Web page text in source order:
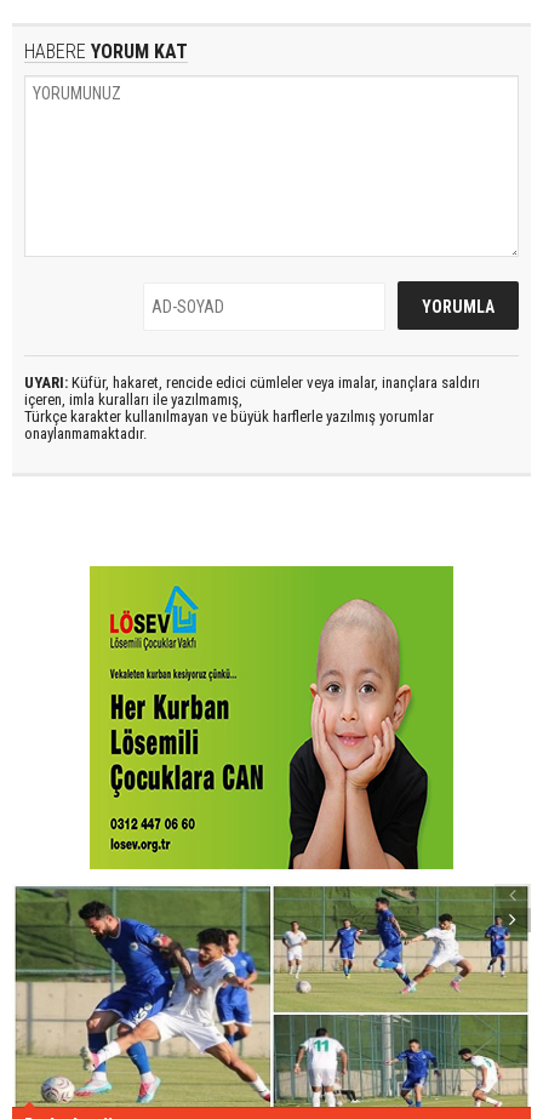
HABERE YORUM KAT
UYARI: Küfür, hakaret, rencide edici cümleler veya imalar, inançlara saldırı
içeren, imla kuralları ile yazılmamış,
Türkçe karakter kullanılmayan ve büyük harflerle yazılmış yorumlar
onaylanmamaktadır.